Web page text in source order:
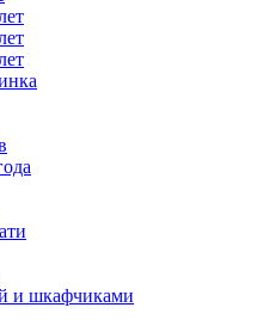
и шкафчиками